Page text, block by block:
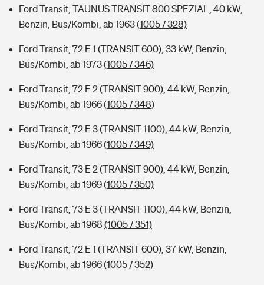
Ford Transit, TAUNUS TRANSIT 800 SPEZIAL, 40 kW,
Benzin, Bus/Kombi, ab 1963(1005 / 328)
Ford Transit, 72 E 1 (TRANSIT 600), 33 kW, Benzin,
Bus/Kombi, ab 1973(1005 / 346)
Ford Transit, 72 E 2 (TRANSIT 900), 44 kW, Benzin,
Bus/Kombi, ab 1966(1005 / 348)
Ford Transit, 72 E 3 (TRANSIT 1100), 44 kW, Benzin,
Bus/Kombi, ab 1966(1005 / 349)
Ford Transit, 73 E 2 (TRANSIT 900), 44 kW, Benzin,
Bus/Kombi, ab 1969(1005 / 350)
Ford Transit, 73 E 3 (TRANSIT 1100), 44 kW, Benzin,
Bus/Kombi, ab 1968 (1005 / 351)
Ford Transit, 72 E 1 (TRANSIT 600), 37 kW, Benzin,
Bus/Kombi, ab 1966(1005 / 352)